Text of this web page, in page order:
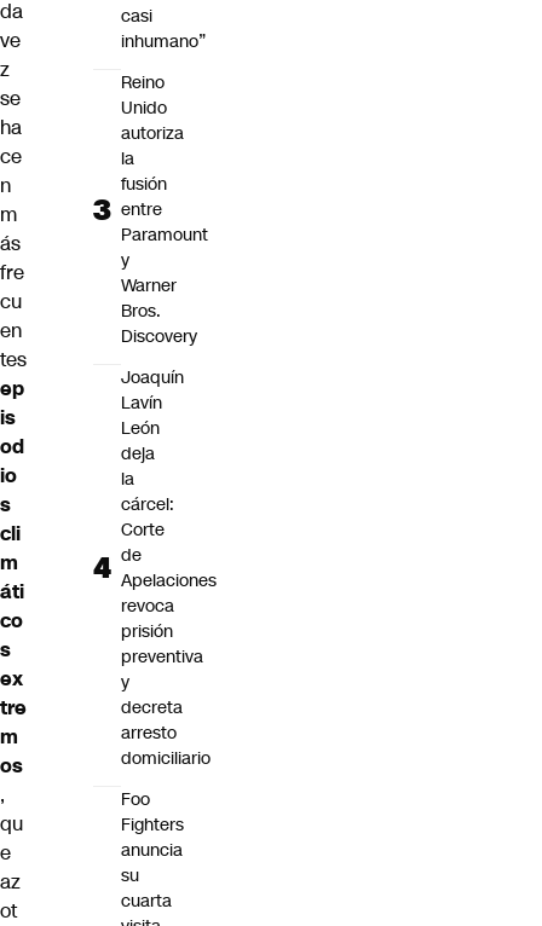
da
ve
z
se
ha
ce
n
m
ás
fre
cu
en
tes
ep
is
od
io
s
cli
m
áti
co
s
ex
tre
m
os
,
qu
e
az
ot
casi
inhumano”
Reino
Unido
autoriza
la
fusión
entre
Paramount
y
Warner
Bros.
Discovery
Joaquín
Lavín
León
deja
la
cárcel:
Corte
de
Apelaciones
revoca
prisión
preventiva
y
decreta
arresto
domiciliario
Foo
Fighters
anuncia
su
cuarta